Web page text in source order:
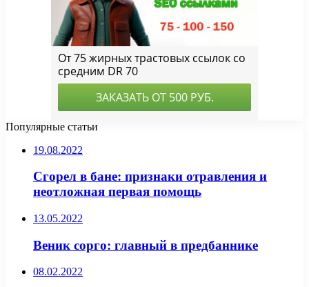
Популярные статьи
19.08.2022
Сгорел в бане: признаки отравления и
неотложная первая помощь
13.05.2022
Веник сорго: главный в предбаннике
08.02.2022